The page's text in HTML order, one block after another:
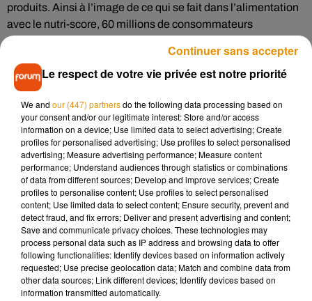
produits. Ainsi à l’image de ce qui se fait dans l’alimentation
avec le nutri-score, 60 millions de consommateurs
souhaiterait un « ménag’score » pour classer de A à E les
produits en fonction de leur toxicité. Unepétitiona été
lancée.
tout comme les blocs WC assez toxiques. Pour les liquides
multi-surfaces, les plus mauvais élèves sontW5, la marque
Lidlpour son détergent concentré fraîcheur lavande et le
Saint-Marc côtes bretonnes.
Concernant les sprays pour la cuisine et la salle de bain, on
évite le spray 5 en 1 deCifainsi que le dégraissant au savon
de Marseille de Casino.
Musique
Le respect de votre vie privée est notre priorité
We and our (447) partnersdo the following data processing based on
your consent and/or our legitimate interest: Store and/or access
information on a device; Use limited data to select advertising; Create
profiles for personalised advertising; Use profiles to select personalised
advertising; Measure advertising performance; Measure content
performance; Understand audiences through statistics or combinations
of data from different sources; Develop and improve services; Create
profiles to personalise content; Use profiles to select personalised
content; Use limited data to select content; Ensure security, prevent and
detect fraud, and fix errors; Deliver and present advertising and content;
Save and communicate privacy choices. These technologies may
process personal data such as IP address and browsing data to offer
following functionalities: Identify devices based on information actively
requested; Use precise geolocation data; Match and combine data from
other data sources; Link different devices; Identify devices based on
information transmitted automatically.
Continuer sans accepter